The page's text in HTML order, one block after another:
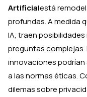
Artificialestá
profundas. A medida
IA, traen
preguntas
innovaciones
a las normas éticas.
dilemas sobre